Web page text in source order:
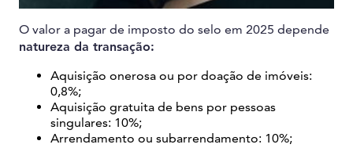
O valor a pagar de imposto do selo em 2025 depende
natureza da transação:
Aquisição onerosa ou por doação de imóveis:
0,8%;
Aquisição gratuita de bens por pessoas
singulares: 10%;
Arrendamento ou subarrendamento: 10%;